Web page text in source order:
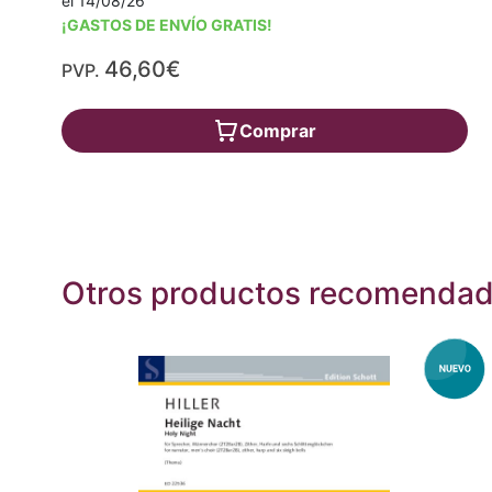
¡GASTOS DE ENVÍO GRATIS!
PVP. 46,60€
Comprar
Otros productos